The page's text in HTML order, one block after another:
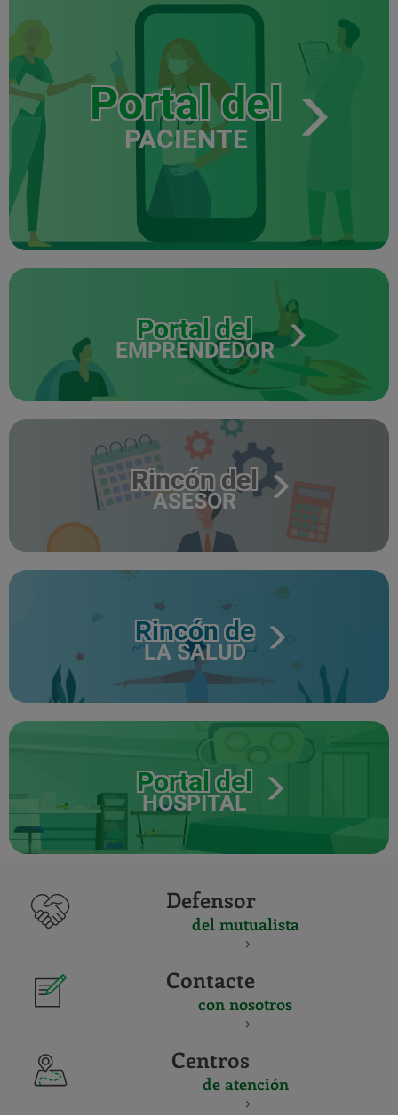
Portal del
PACIENTE
Portal del
EMPRENDEDOR
Rincón del
ASESOR
Rincón de
LA SALUD
Portal del
HOSPITAL
Defensor
del mutualista
Contacte
con nosotros
Centros
de atención